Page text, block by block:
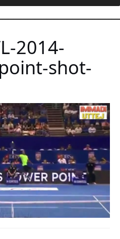
2014-
shot-